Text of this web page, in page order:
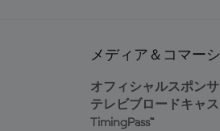
メディア＆コマー
オフィシャルスポン
テレビブロードキャス
TimingPass™